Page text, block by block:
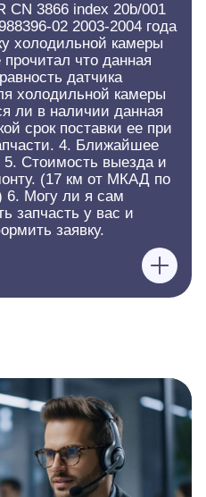
CN 3866 index 20b/001
02 2003-2004 года
холодильной камеры
что данная
датчика
холодильной камеры
ли в наличии данная
срок поставки ее при
4. Ближайшее
Стоимость выезда и
(17 км от МКАД по
6. Могу ли я сам
запчасть у вас и
заявку.